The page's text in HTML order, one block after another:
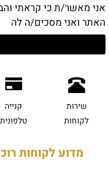
אני מאשר/ת כי קראתי
האתר ואני מסכים/ה לה
שירות
לקוחות
קנייה
טלפונית
מדוע לקוחות